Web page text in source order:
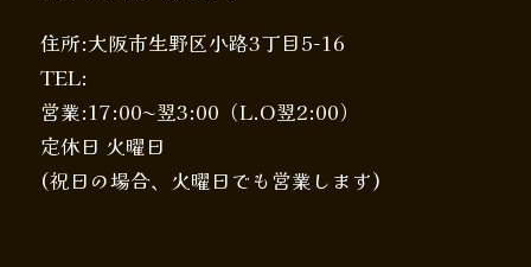
住所:大阪市生野区小路3丁目5-16
TEL:
営業:17:00〜翌3:00（L.O翌2:00）
定休日 火曜日
(祝日の場合、火曜日でも営業します)